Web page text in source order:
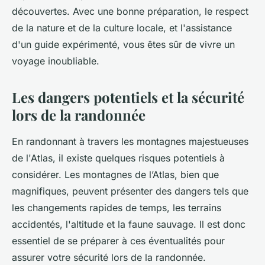
découvertes. Avec une bonne préparation, le respect
de la nature et de la culture locale, et l'assistance
d'un guide expérimenté, vous êtes sûr de vivre un
voyage inoubliable.
Les dangers potentiels et la sécurité
lors de la randonnée
En randonnant à travers les montagnes majestueuses
de l'Atlas, il existe quelques risques potentiels à
considérer. Les montagnes de l’Atlas, bien que
magnifiques, peuvent présenter des dangers tels que
les changements rapides de temps, les terrains
accidentés, l'altitude et la faune sauvage. Il est donc
essentiel de se préparer à ces éventualités pour
assurer votre sécurité lors de la randonnée.